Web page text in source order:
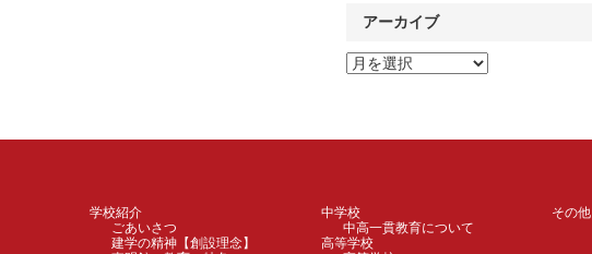
アーカイブ
ア
学校紹介
ごあいさつ
建学の精神【創設理念】
中学校
中高一貫教育について
高等学校
その他